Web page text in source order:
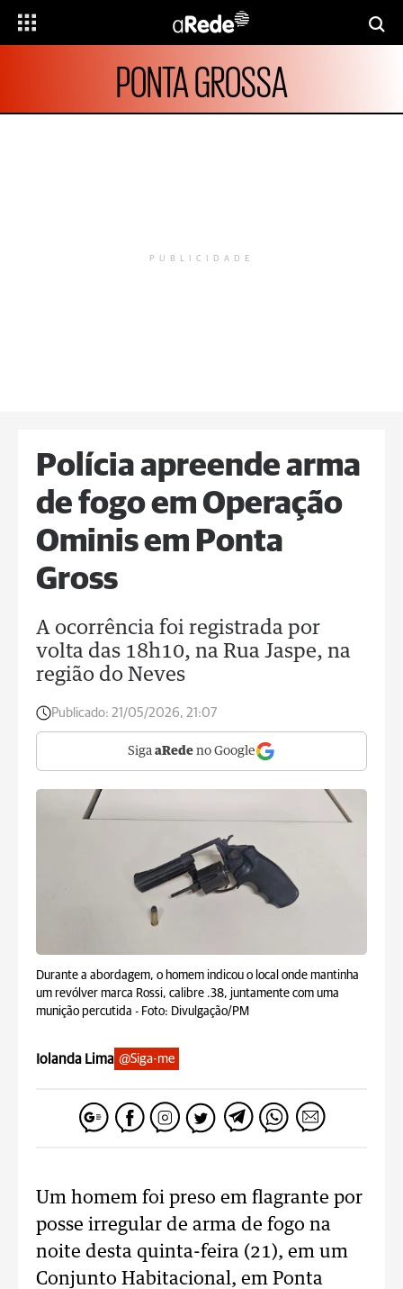
PONTA GROSSA
PUBLICIDADE
Polícia apreende arma
de fogo em Operação
Ominis em Ponta
Gross
A ocorrência foi registrada por
volta das 18h10, na Rua Jaspe, na
região do Neves
Publicado: 21/05/2026, 21:07
Siga aRede no Google
Durante a abordagem, o homem indicou o local onde mantinha
um revólver marca Rossi, calibre .38, juntamente com uma
munição percutida - Foto: Divulgação/PM
Iolanda Lima @Siga-me
Um homem foi preso em flagrante por
posse irregular de arma de fogo na
noite desta quinta-feira (21), em um
Conjunto Habitacional, em Ponta